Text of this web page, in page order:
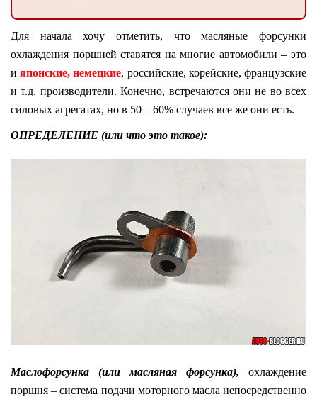
Для начала хочу отметить, что масляные форсунки
охлаждения поршней ставятся на многие автомобили – это
и японские, немецкие, российские, корейские, французские
и т.д. производители. Конечно, встречаются они не во всех
силовых агрегатах, но в 50 – 60% случаев все же они есть.
ОПРЕДЕЛЕНИЕ (или что это такое):
Маслофорсунка (или масляная форсунка), охлаждение
поршня – система подачи моторного масла непосредственно